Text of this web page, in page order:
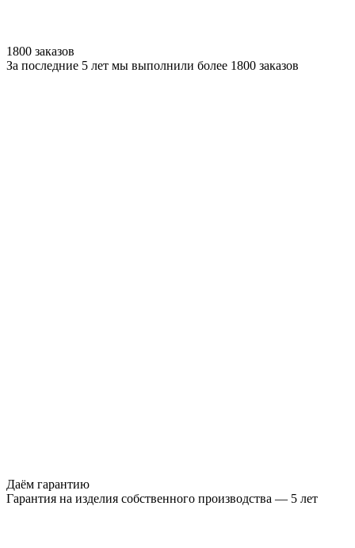
1800 заказов
За последние 5 лет мы выполнили более 1800 заказов
Даём гарантию
Гарантия на изделия собственного производства — 5 лет